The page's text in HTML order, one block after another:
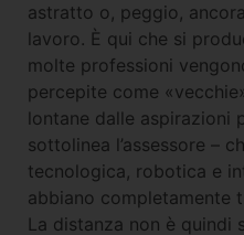
astratto o, peggio,
lavoro. È qui che si
molte professioni
percepite come
lontane dalle aspirazioni
sottolinea l’assessore –
tecnologica, robotica e
abbiano completamente
La distanza non è quindi